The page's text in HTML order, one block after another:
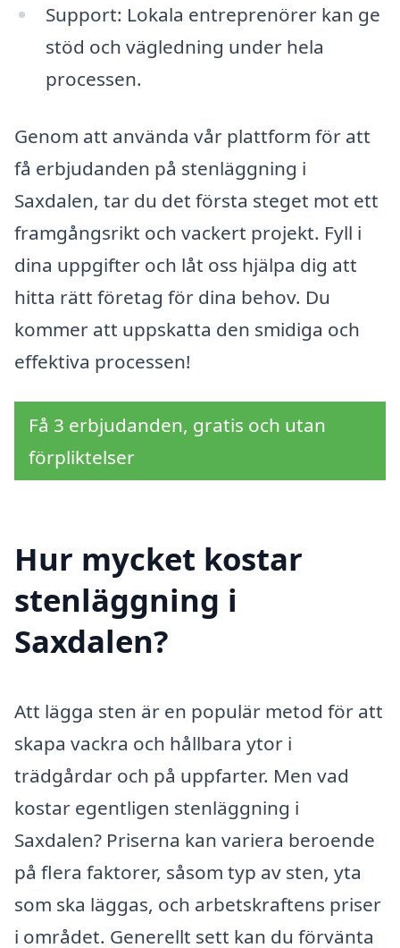
Support: Lokala entreprenörer kan ge
stöd och vägledning under hela
processen.
Genom att använda vår plattform för att
få erbjudanden på stenläggning i
Saxdalen, tar du det första steget mot ett
framgångsrikt och vackert projekt. Fyll i
dina uppgifter och låt oss hjälpa dig att
hitta rätt företag för dina behov. Du
kommer att uppskatta den smidiga och
effektiva processen!
Få 3 erbjudanden, gratis och utan
förpliktelser
Hur mycket kostar
stenläggning i
Saxdalen?
Att lägga sten är en populär metod för att
skapa vackra och hållbara ytor i
trädgårdar och på uppfarter. Men vad
kostar egentligen stenläggning i
Saxdalen? Priserna kan variera beroende
på flera faktorer, såsom typ av sten, yta
som ska läggas, och arbetskraftens priser
i området. Generellt sett kan du förvänta